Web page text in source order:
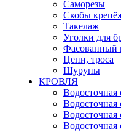
Саморезы
Скобы
Такелаж
Уголки для
Фасованный
Цепи, троса
Шурупы
КРОВЛЯ
Водосточная
Водосточная